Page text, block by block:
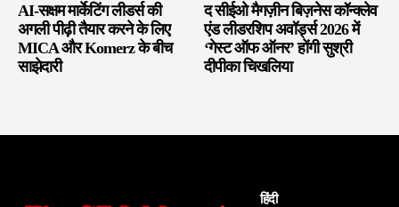
AI-सक्षम मार्केटिंग लीडर्स की
अगली पीढ़ी तैयार करने के लिए
MICA और Komerz के बीच
साझेदारी
द सीईओ मैगज़ीन बिज़नेस कॉन्क्लेव
एंड लीडरशिप अवॉर्ड्स 2026 में
‘गेस्ट ऑफ ऑनर’ होंगी सुश्री
दीपीका चिखलिया
हिंदी